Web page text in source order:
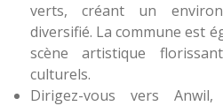
verts, créant un
diversifié. La commune est
scène artistique
culturels.
Dirigez-vous vers